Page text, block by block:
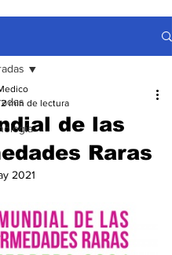
de las
Raras
2 min de lectura
2021